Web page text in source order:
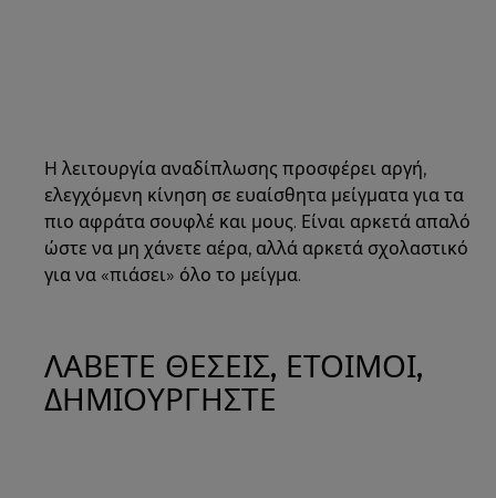
Η λειτουργία αναδίπλωσης προσφέρει αργή,
ελεγχόμενη κίνηση σε ευαίσθητα μείγματα για τα
πιο αφράτα σουφλέ και μους. Είναι αρκετά απαλό
ώστε να μη χάνετε αέρα, αλλά αρκετά σχολαστικό
για να «πιάσει» όλο το μείγμα.
ΛΑΒΕΤΕ ΘΕΣΕΙΣ, ΕΤΟΙΜΟΙ,
ΔΗΜΙΟΥΡΓΗΣΤΕ